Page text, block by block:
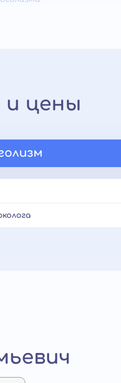
и цены